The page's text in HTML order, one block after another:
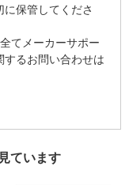
保管してくださ
てメーカーサポー
するお問い合わせは
ています